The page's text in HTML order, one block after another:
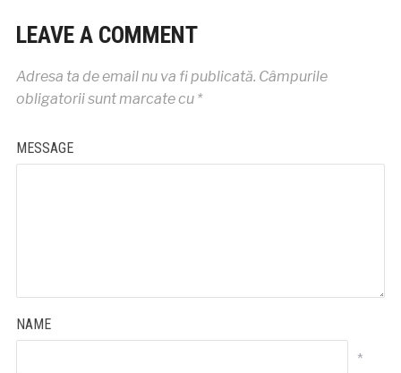
LEAVE A COMMENT
Adresa ta de email nu va fi publicată. Câmpurile
obligatorii sunt marcate cu *
MESSAGE
NAME
*